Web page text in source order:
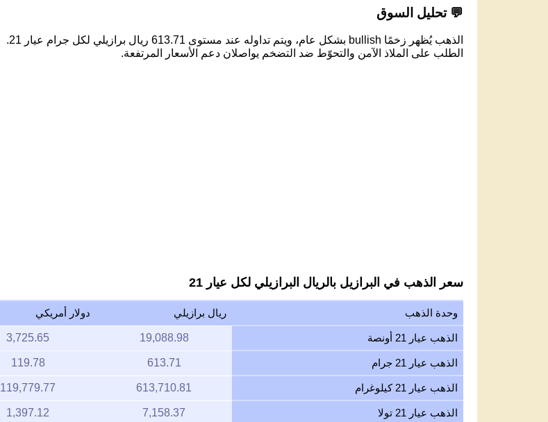
💬 تحليل السوق
الذهب يُظهر زخمًا bullish بشكل عام، ويتم تداوله عند مستوى 613.71 ريال برازيلي لكل جرام عيار 21.
الطلب على الملاذ الآمن والتحوّط ضد التضخم يواصلان دعم الأسعار المرتفعة.
سعر الذهب في البرازيل بالريال البرازيلي لكل عيار 21
وحدة الذهب ريال برازيلي دولار أمريكي
الذهب عيار 21 أونصة 19,088.98
3,725.65
الذهب عيار 21 جرام 613.71
119.78
الذهب عيار 21 كيلوغرام 613,710.81
119,779.77
الذهب عيار 21 تولا 7,158.37
1,397.12